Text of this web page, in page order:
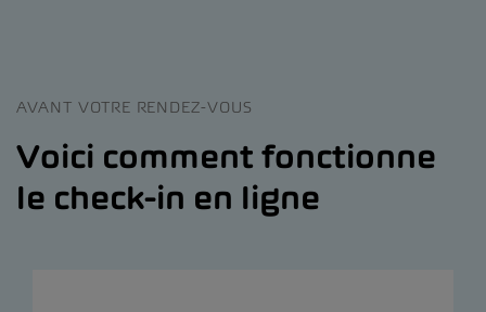
AVANT VOTRE RENDEZ-VOUS
Voici comment fonctionne
le check-in en ligne